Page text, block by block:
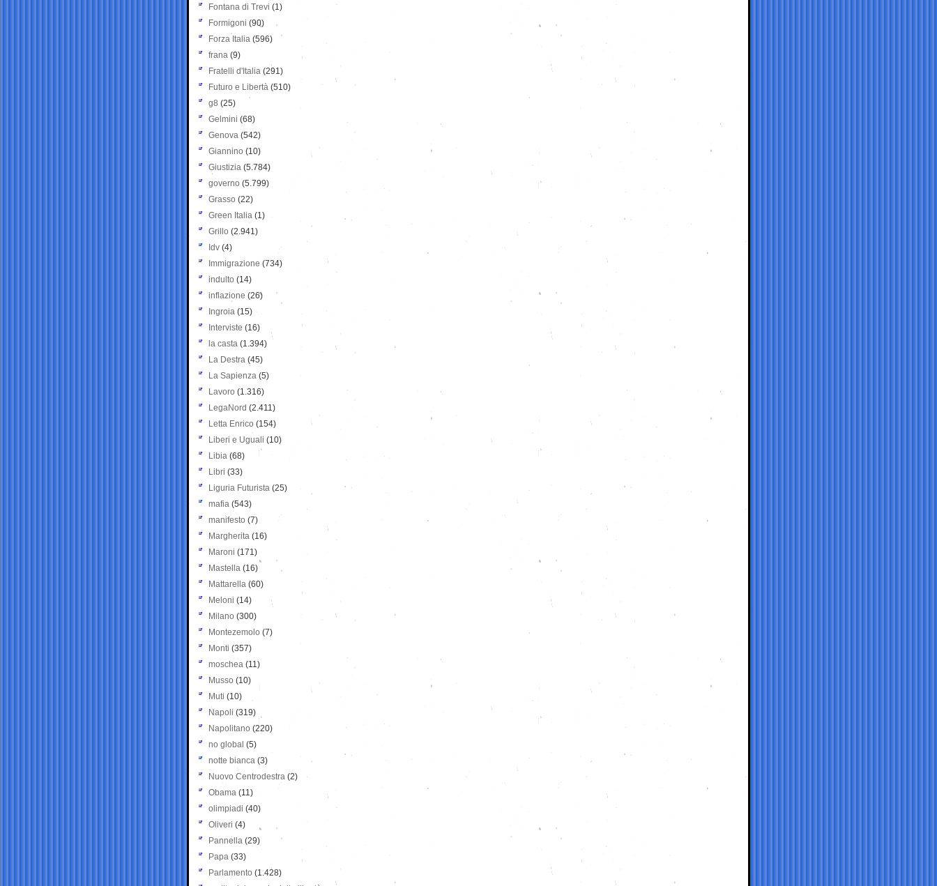
Fontana di Trevi (1)
Formigoni (90)
Forza Italia (596)
frana (9)
Fratelli d'Italia (291)
Futuro e Libertà (510)
g8 (25)
Gelmini (68)
Genova (542)
Giannino (10)
Giustizia (5.784)
governo (5.799)
Grasso (22)
Green Italia (1)
Grillo (2.941)
Idv (4)
Immigrazione (734)
indulto (14)
inflazione (26)
Ingroia (15)
Interviste (16)
la casta (1.394)
La Destra (45)
La Sapienza (5)
Lavoro (1.316)
LegaNord (2.411)
Letta Enrico (154)
Liberi e Uguali (10)
Libia (68)
Libri (33)
Liguria Futurista (25)
mafia (543)
manifesto (7)
Margherita (16)
Maroni (171)
Mastella (16)
Mattarella (60)
Meloni (14)
Milano (300)
Montezemolo (7)
Monti (357)
moschea (11)
Musso (10)
Muti (10)
Napoli (319)
Napolitano (220)
no global (5)
notte bianca (3)
Nuovo Centrodestra (2)
Obama (11)
olimpiadi (40)
Oliveri (4)
Pannella (29)
Papa (33)
Parlamento (1.428)